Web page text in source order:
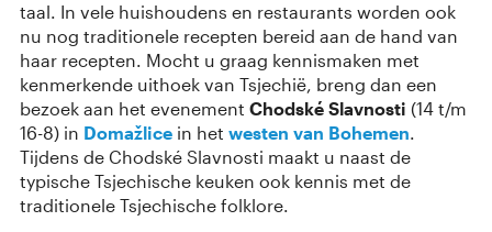
taal. In vele huishoudens en restaurants worden ook
nu nog traditionele recepten bereid aan de hand van
haar recepten. Mocht u graag kennismaken met
kenmerkende uithoek van Tsjechië, breng dan een
bezoek aan het evenement Chodské Slavnosti (14 t/m
16-8) in Domažlice in het westen van Bohemen
Tijdens de Chodské Slavnosti maakt u naast de
typische Tsjechische keuken ook kennis met de
traditionele Tsjechische folklore.